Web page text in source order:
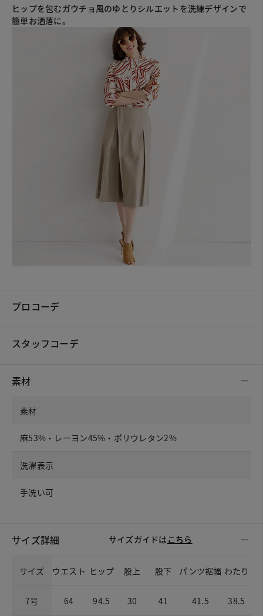
ヒップを包むガウチョ風のゆとりシルエットを洗練デザインで
簡単お洒落に。
プロコーデ
スタッフコーデ
素材
素材
麻53%・レーヨン45%・ポリウレタン2%
洗濯表示
手洗い可
サイズ詳細 サイズガイドは こちら
サイズ ウエスト ヒップ 股上 股下 パンツ裾幅 わたり
7号 64 94.5 30 41 41.5 38.5